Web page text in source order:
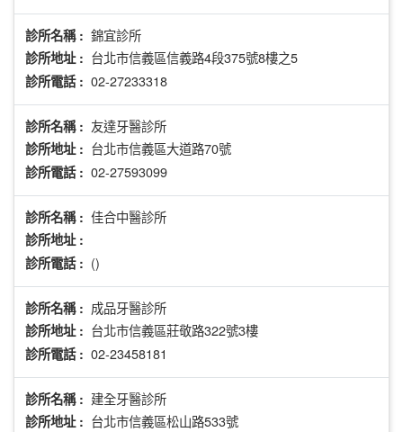
診所名稱 : 錦宜診所
診所地址 : 台北市信義區信義路4段375號8樓之5
診所電話 : 02-27233318
診所名稱 : 友達牙醫診所
診所地址 : 台北市信義區大道路70號
診所電話 : 02-27593099
診所名稱 : 佳合中醫診所
診所地址 :
診所電話 : ()
診所名稱 : 成品牙醫診所
診所地址 : 台北市信義區莊敬路322號3樓
診所電話 : 02-23458181
診所名稱 : 建全牙醫診所
診所地址 : 台北市信義區松山路533號